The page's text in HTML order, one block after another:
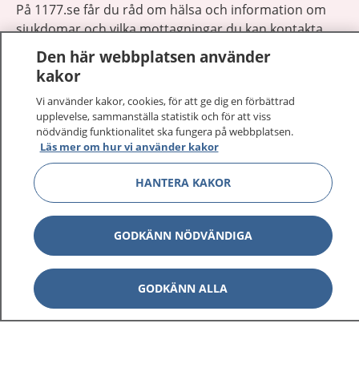
På 1177.se får du råd om hälsa och information om
sjukdomar och vilka mottagningar du kan kontakta.
Logga in för att läsa din journal och göra dina
vårdärenden. Ring telefonnummer 1177 för
sjukvårdsrådgivning dygnet runt.
1177 ger dig råd när du vill må bättre.
1177 på flera språk Visa
Om 1177 Visa
Kontakt Visa
Den här webbplatsen använder
kakor
Vi använder kakor, cookies, för att ge dig en förbättrad
upplevelse, sammanställa statistik och för att viss
nödvändig funktionalitet ska fungera på webbplatsen.
Läs mer om hur vi använder kakor
HANTERA KAKOR
GODKÄNN NÖDVÄNDIGA
GODKÄNN ALLA